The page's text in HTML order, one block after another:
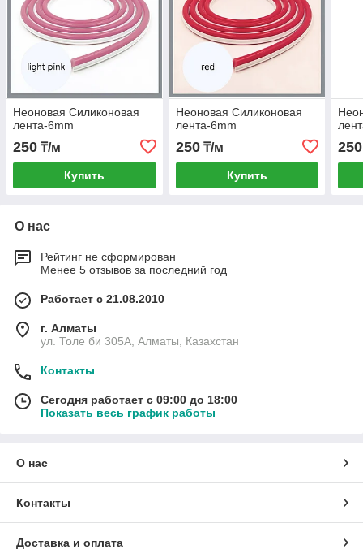
Неоновая Силиконовая
лента-6mm
250 ₸/м
Купить
Неоновая Силиконовая
лента-6mm
250₸/м
Купить
250
О нас
Рейтинг не сформирован
Менее 5 отзывов за последний год
Работает с 21.08.2010
г. Алматы
ул. Толе би 305А, Алматы, Казахстан
Контакты
Сегодня работает с 09:00 до 18:00
Показать весь график работы
О нас
Контакты
Доставка и оплата